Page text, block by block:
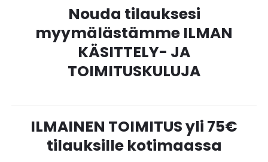
Nouda tilauksesi
myymälästämme ILMAN
KÄSITTELY- JA
TOIMITUSKULUJA
ILMAINEN TOIMITUS yli 75€
tilauksille kotimaassa